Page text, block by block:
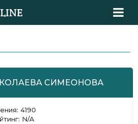
СИМЕОНОВА
4190
N/A